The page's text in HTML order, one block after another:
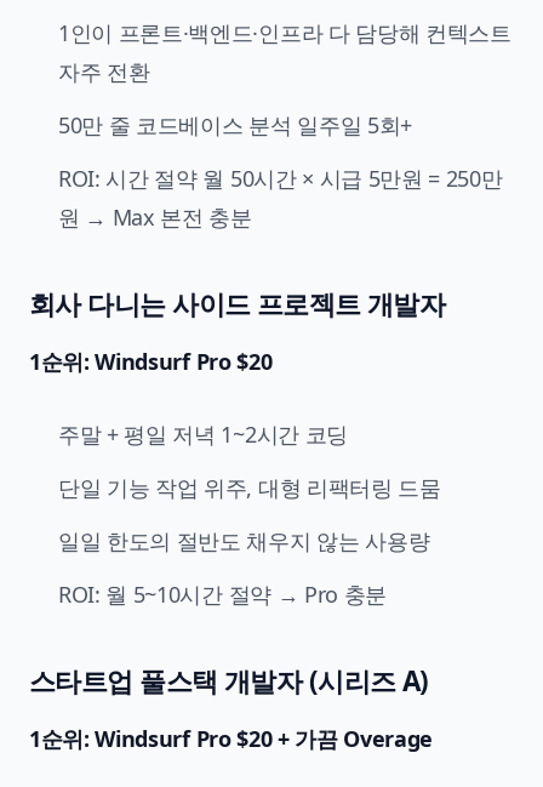
1인이 프론트·백엔드·인프라 다 담당해 컨텍스트
자주 전환
50만 줄 코드베이스 분석 일주일 5회+
ROI: 시간 절약 월 50시간 × 시급 5만원 = 250만
원 → Max 본전 충분
회사 다니는 사이드 프로젝트 개발자
1순위: Windsurf Pro $20
주말 + 평일 저녁 1~2시간 코딩
단일 기능 작업 위주, 대형 리팩터링 드뭄
일일 한도의 절반도 채우지 않는 사용량
ROI: 월 5~10시간 절약 → Pro 충분
스타트업 풀스택 개발자 (시리즈 A)
1순위: Windsurf Pro $20 + 가끔 Overage